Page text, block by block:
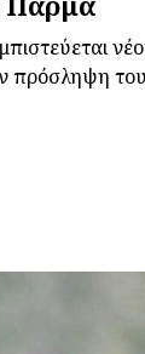
πρόσληψη